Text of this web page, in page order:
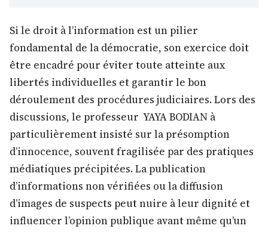
Si le droit à l’information est un pilier
fondamental de la démocratie, son exercice doit
être encadré pour éviter toute atteinte aux
libertés individuelles et garantir le bon
déroulement des procédures judiciaires. Lors des
discussions, le professeur YAYA BODIAN à
particulièrement insisté sur la présomption
d’innocence, souvent fragilisée par des pratiques
médiatiques précipitées. La publication
d’informations non vérifiées ou la diffusion
d’images de suspects peut nuire à leur dignité et
influencer l’opinion publique avant même qu’un